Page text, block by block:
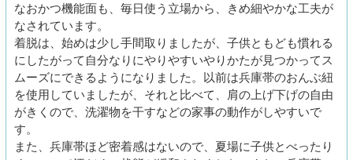
なおかつ機能面も、毎日使う立場から、きめ細やかな工夫が
なされています。
着脱は、始めは少し手間取りましたが、子供ともども慣れる
にしたがって自分なりにやりやすいやりかたが見つかってス
ムーズにできるようになりました。以前は兵庫帯のおんぶ紐
を使用していましたが、それと比べて、肩の上げ下げの自由
がきくので、洗濯物を干すなどの家事の動作がしやすいで
す。
また、兵庫帯ほど密着感はないので、夏場に子供とべったり